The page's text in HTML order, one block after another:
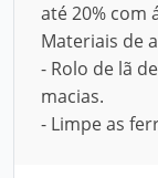
até 20% com
Materiais de
- Rolo de lã
macias.
- Limpe as